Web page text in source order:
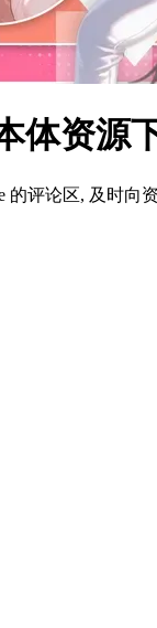
体资源
评论区, 及时向